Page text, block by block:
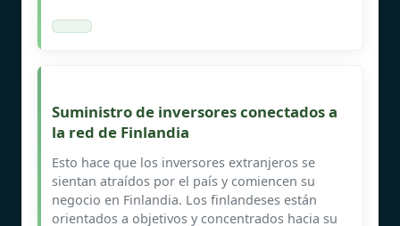
Suministro de inversores conectados a
la red de Finlandia
Esto hace que los inversores extranjeros se
sientan atraídos por el país y comiencen su
negocio en Finlandia. Los finlandeses están
orientados a objetivos y concentrados hacia su